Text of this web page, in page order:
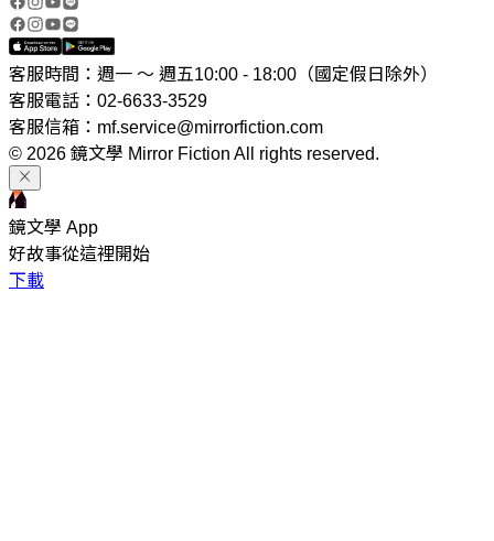
客服時間：週一 ～ 週五10:00 - 18:00（國定假日除外）
客服電話：02-6633-3529
客服信箱：mf.service@mirrorfiction.com
© 2026 鏡文學 Mirror Fiction All rights reserved.
鏡文學 App
好故事從這裡開始
下載